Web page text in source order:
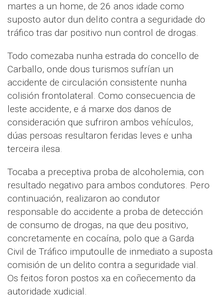
martes a un home, de 26 anos idade como
suposto autor dun delito contra a seguridade do
tráfico tras dar positivo nun control de drogas.
Todo comezaba nunha estrada do concello de
Carballo, onde dous turismos sufrían un
accidente de circulación consistente nunha
colisión frontolateral. Como consecuencia de
leste accidente, e á marxe dos danos de
consideración que sufriron ambos vehículos,
dúas persoas resultaron feridas leves e unha
terceira ilesa.
Tocaba a preceptiva proba de alcoholemia, con
resultado negativo para ambos condutores. Pero
continuación, realizaron ao condutor
responsable do accidente a proba de detección
de consumo de drogas, na que deu positivo,
concretamente en cocaína, polo que a Garda
Civil de Tráfico imputoulle de inmediato a suposta
comisión de un delito contra a seguridade vial.
Os feitos foron postos xa en coñecemento da
autoridade xudicial.